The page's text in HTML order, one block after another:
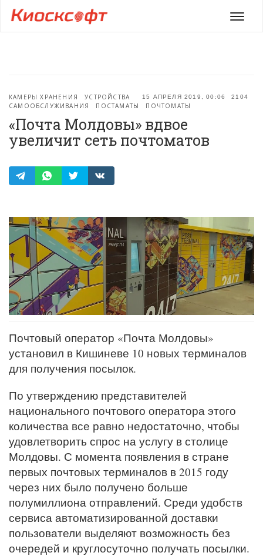
Меню
15 АПРЕЛЯ 2019, 00:06 2104
КАМЕРЫ ХРАНЕНИЯ
УСТРОЙСТВА
САМООБСЛУЖИВАНИЯ
ПОСТАМАТЫ ПОЧТОМАТЫ
«Почта Молдовы» вдвое
увеличит сеть почтоматов
Почтовый оператор «Почта Молдовы»
установил в Кишиневе 10 новых терминалов
для получения посылок.
По утверждению представителей
национального почтового оператора этого
количества все равно недостаточно, чтобы
удовлетворить спрос на услугу в столице
Молдовы. С момента появления в стране
первых почтовых терминалов в 2015 году
через них было получено больше
полумиллиона отправлений. Среди удобств
сервиса автоматизированной доставки
пользователи выделяют возможность без
очередей и круглосуточно получать посылки.